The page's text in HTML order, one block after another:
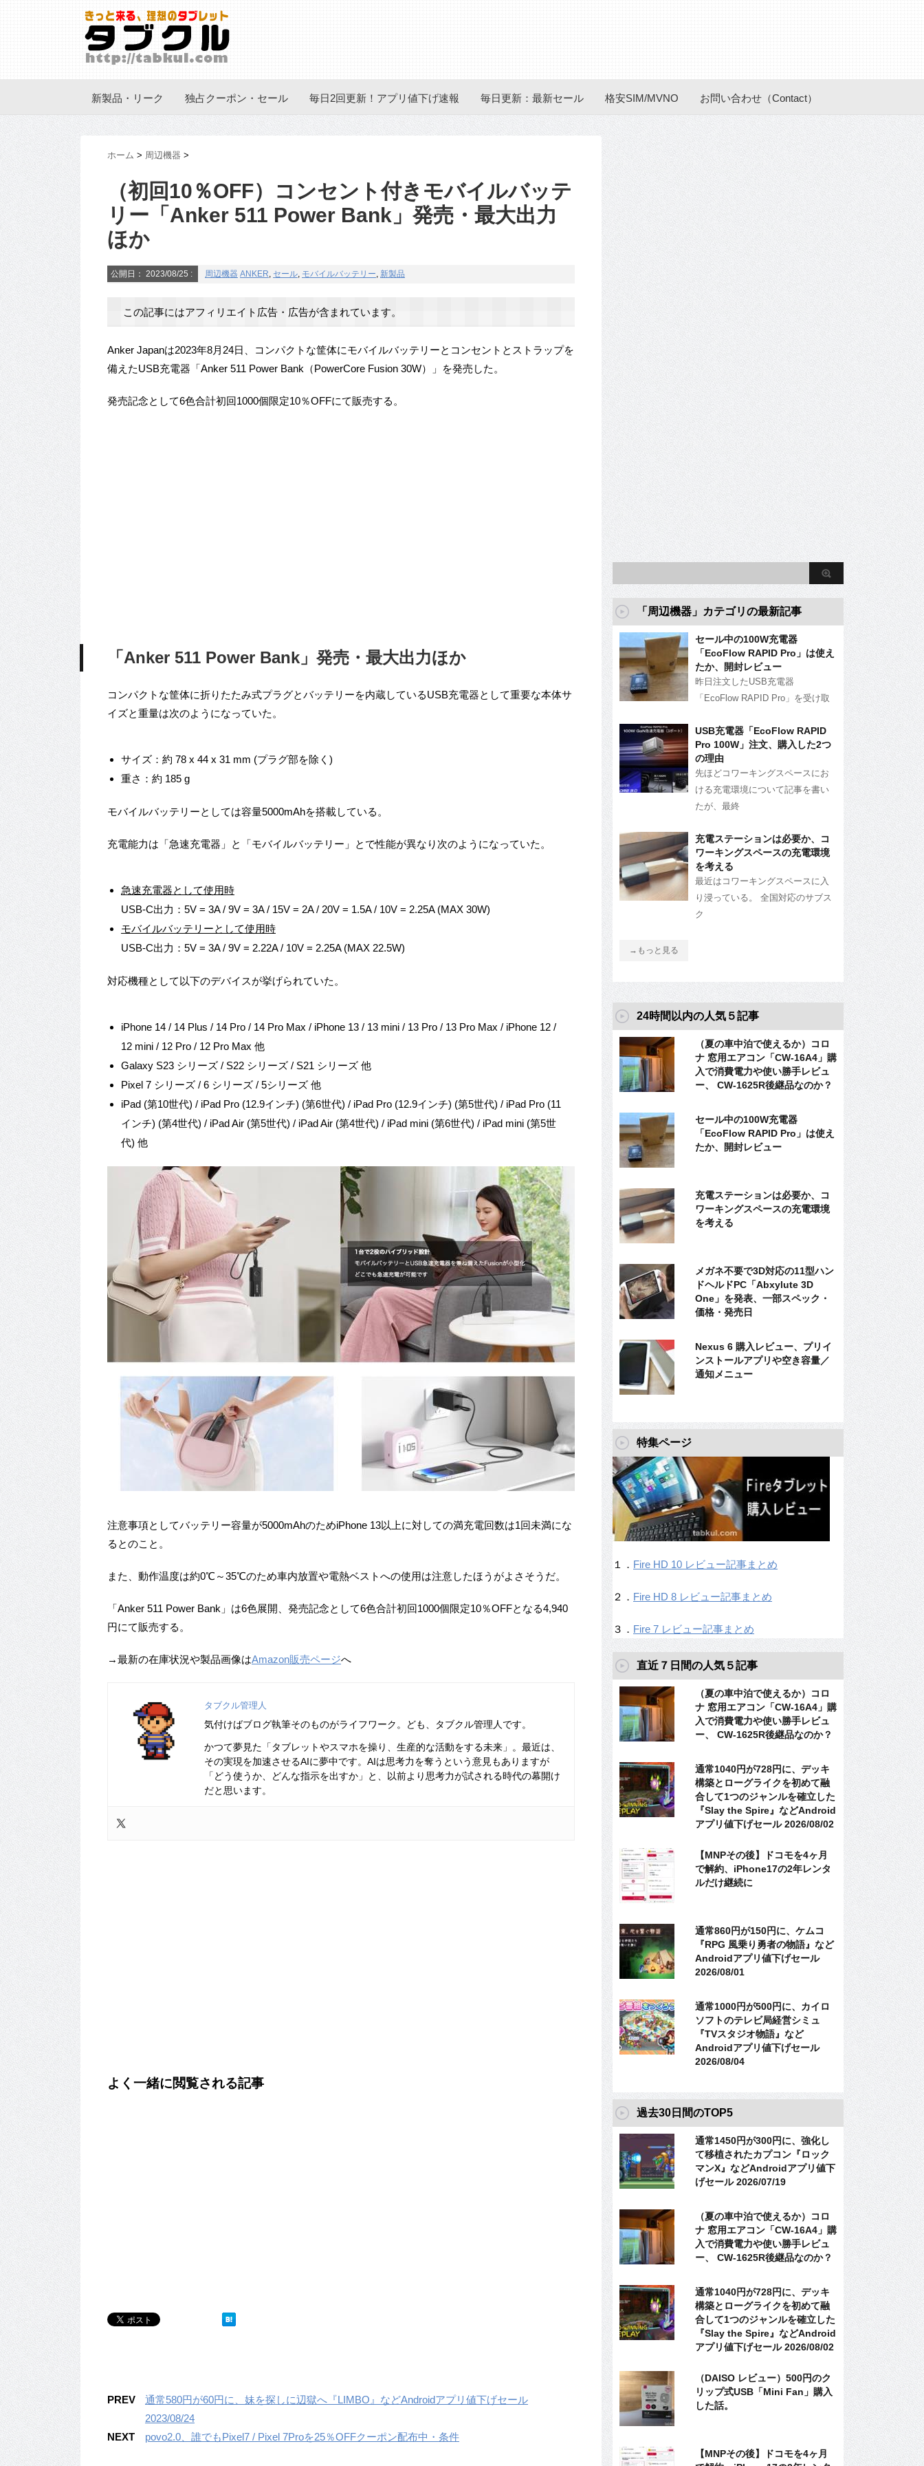
新製品・リーク 独占クーポン・セール 毎日2回更新！アプリ値下げ速報 毎日更新：最新セール 格安SIM/MVNO お問い合わせ（Contact）
ホーム > 周辺機器 >
（初回10％OFF）コンセント付きモバイルバッテ
リー「Anker 511 Power Bank」発売・最大出力
ほか
公開日： 2023/08/25 : 周辺機器 ANKER, セール, モバイルバッテリー, 新製品
この記事にはアフィリエイト広告・広告が含まれています。
Anker Japanは2023年8月24日、コンパクトな筐体にモバイルバッテリーとコンセントとストラップを
備えたUSB充電器「Anker 511 Power Bank（PowerCore Fusion 30W）」を発売した。
発売記念として6色合計初回1000個限定10％OFFにて販売する。
「Anker 511 Power Bank」発売・最大出力ほか
コンパクトな筐体に折りたたみ式プラグとバッテリーを内蔵しているUSB充電器として重要な本体サ
イズと重量は次のようになっていた。
サイズ：約 78 x 44 x 31 mm (プラグ部を除く)
重さ：約 185 g
モバイルバッテリーとしては容量5000mAhを搭載している。
充電能力は「急速充電器」と「モバイルバッテリー」とで性能が異なり次のようになっていた。
急速充電器として使用時
USB-C出力：5V = 3A / 9V = 3A / 15V = 2A / 20V = 1.5A / 10V = 2.25A (MAX 30W)
モバイルバッテリーとして使用時
USB-C出力：5V = 3A / 9V = 2.22A / 10V = 2.25A (MAX 22.5W)
対応機種として以下のデバイスが挙げられていた。
iPhone 14 / 14 Plus / 14 Pro / 14 Pro Max / iPhone 13 / 13 mini / 13 Pro / 13 Pro Max / iPhone 12 /
12 mini / 12 Pro / 12 Pro Max 他
Galaxy S23 シリーズ / S22 シリーズ / S21 シリーズ 他
Pixel 7 シリーズ / 6 シリーズ / 5シリーズ 他
iPad (第10世代) / iPad Pro (12.9インチ) (第6世代) / iPad Pro (12.9インチ) (第5世代) / iPad Pro (11
インチ) (第4世代) / iPad Air (第5世代) / iPad Air (第4世代) / iPad mini (第6世代) / iPad mini (第5世
代) 他
注意事項としてバッテリー容量が5000mAhのためiPhone 13以上に対しての満充電回数は1回未満にな
るとのこと。
また、動作温度は約0℃～35℃のため車内放置や電熱ベストへの使用は注意したほうがよさそうだ。
「Anker 511 Power Bank」は6色展開、発売記念として6色合計初回1000個限定10％OFFとなる4,940
円にて販売する。
→最新の在庫状況や製品画像はAmazon販売ページへ
タブクル管理人
気付けばブログ執筆そのものがライフワーク。ども、タブクル管理人です。
かつて夢見た「タブレットやスマホを操り、生産的な活動をする未来」。最近は、
その実現を加速させるAIに夢中です。AIは思考力を奪うという意見もありますが
「どう使うか、どんな指示を出すか」と、以前より思考力が試される時代の幕開け
だと思います。
よく一緒に閲覧される記事
PREV
通常580円が60円に、妹を探しに辺獄へ『LIMBO』などAndroidアプリ値下げセール
2023/08/24
NEXT
povo2.0、誰でもPixel7 / Pixel 7Proを25％OFFクーポン配布中・条件
「周辺機器」カテゴリの最新記事
セール中の100W充電器
「EcoFlow RAPID Pro」は使え
たか、開封レビュー
昨日注文したUSB充電器
「EcoFlow RAPID Pro」を受け取
USB充電器「EcoFlow RAPID
Pro 100W」注文、購入した2つ
の理由
先ほどコワーキングスペースにお
ける充電環境について記事を書い
たが、最終
充電ステーションは必要か、コ
ワーキングスペースの充電環境
を考える
最近はコワーキングスペースに入
り浸っている。 全国対応のサブス
ク
→もっと見る
24時間以内の人気５記事
（夏の車中泊で使えるか）コロ
ナ 窓用エアコン「CW-16A4」購
入で消費電力や使い勝手レビュ
ー、 CW-1625R後継品なのか？
セール中の100W充電器
「EcoFlow RAPID Pro」は使え
たか、開封レビュー
充電ステーションは必要か、コ
ワーキングスペースの充電環境
を考える
メガネ不要で3D対応の11型ハン
ドヘルドPC「Abxylute 3D
One」を発表、一部スペック・
価格・発売日
Nexus 6 購入レビュー、プリイ
ンストールアプリや空き容量／
通知メニュー
特集ページ
１． Fire HD 10 レビュー記事まとめ
２． Fire HD 8 レビュー記事まとめ
３． Fire 7 レビュー記事まとめ
直近７日間の人気５記事
（夏の車中泊で使えるか）コロ
ナ 窓用エアコン「CW-16A4」購
入で消費電力や使い勝手レビュ
ー、 CW-1625R後継品なのか？
通常1040円が728円に、デッキ
構築とローグライクを初めて融
合して1つのジャンルを確立した
『Slay the Spire』などAndroid
アプリ値下げセール 2026/08/02
【MNPその後】ドコモを4ヶ月
で解約、iPhone17の2年レンタ
ルだけ継続に
通常860円が150円に、ケムコ
『RPG 風乗り勇者の物語』など
Androidアプリ値下げセール
2026/08/01
通常1000円が500円に、カイロ
ソフトのテレビ局経営シミュ
『TVスタジオ物語』など
Androidアプリ値下げセール
2026/08/04
過去30日間のTOP5
通常1450円が300円に、強化し
て移植されたカプコン『ロック
マンX』などAndroidアプリ値下
げセール 2026/07/19
（夏の車中泊で使えるか）コロ
ナ 窓用エアコン「CW-16A4」購
入で消費電力や使い勝手レビュ
ー、 CW-1625R後継品なのか？
通常1040円が728円に、デッキ
構築とローグライクを初めて融
合して1つのジャンルを確立した
『Slay the Spire』などAndroid
アプリ値下げセール 2026/08/02
（DAISO レビュー）500円のク
リップ式USB「Mini Fan」購入
した話。
【MNPその後】ドコモを4ヶ月